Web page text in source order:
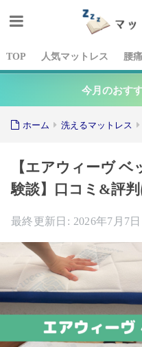
TOP 人気マットレス 腰
今月のおす
ホーム 洗えるマットレス
【エアウィーヴ
験談】口コミ&評判
2026年7月7日